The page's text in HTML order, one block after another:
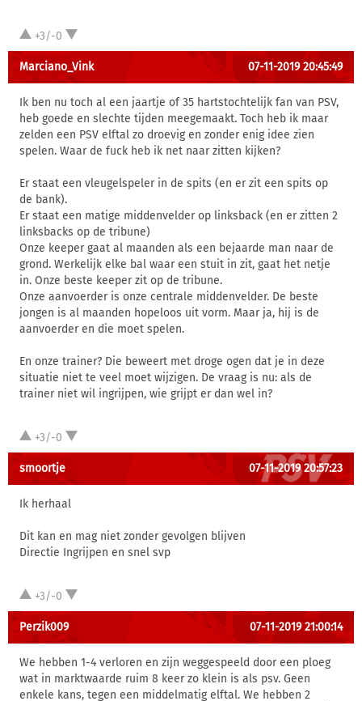
+3/-0
Marciano_Vink 07-11-2019 20:45:49
Ik ben nu toch al een jaartje of 35 hartstochtelijk fan van PSV,
heb goede en slechte tijden meegemaakt. Toch heb ik maar
zelden een PSV elftal zo droevig en zonder enig idee zien
spelen. Waar de fuck heb ik net naar zitten kijken?
Er staat een vleugelspeler in de spits (en er zit een spits op
de bank).
Er staat een matige middenvelder op linksback (en er zitten 2
linksbacks op de tribune)
Onze keeper gaat al maanden als een bejaarde man naar de
grond. Werkelijk elke bal waar een stuit in zit, gaat het netje
in. Onze beste keeper zit op de tribune.
Onze aanvoerder is onze centrale middenvelder. De beste
jongen is al maanden hopeloos uit vorm. Maar ja, hij is de
aanvoerder en die moet spelen.
En onze trainer? Die beweert met droge ogen dat je in deze
situatie niet te veel moet wijzigen. De vraag is nu: als de
trainer niet wil ingrijpen, wie grijpt er dan wel in?
+3/-0
smoortje 07-11-2019 20:57:23
Ik herhaal
Dit kan en mag niet zonder gevolgen blijven
Directie Ingrijpen en snel svp
+3/-0
Perzik009 07-11-2019 21:00:14
We hebben 1-4 verloren en zijn weggespeeld door een ploeg
wat in marktwaarde ruim 8 keer zo klein is als psv. Geen
enkele kans, tegen een middelmatig elftal. We hebben 2